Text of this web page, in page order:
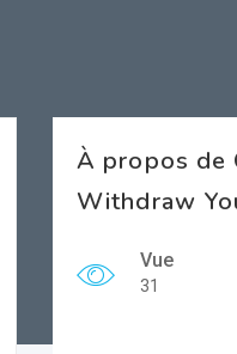
À propos de
Withdraw
Vue
31